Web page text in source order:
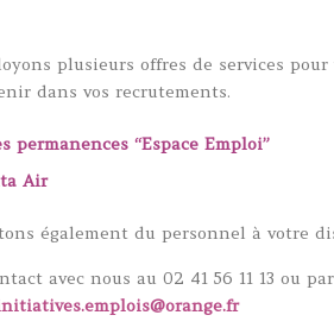
plusieurs offres de services
dans vos recrutements.
permanences “Espace Emploi”
Air
également du personnel à votre
avec nous au 02 41 56 11 13 ou